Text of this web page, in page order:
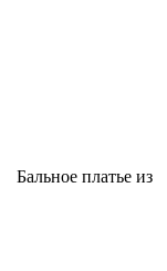
Бальное платье из